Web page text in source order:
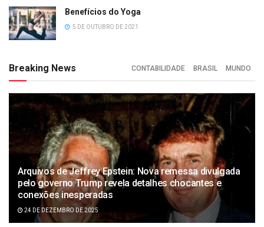
Benefícios do Yoga
5 DE OUTUBRO DE 2021
Breaking News CONTABILIDADE BRASIL MUNDO
Arquivos de Jeffrey Epstein: Nova remessa divulgada
pelo governo Trump revela detalhes chocantes e
conexões inesperadas
24 DE DEZEMBRO DE 2025